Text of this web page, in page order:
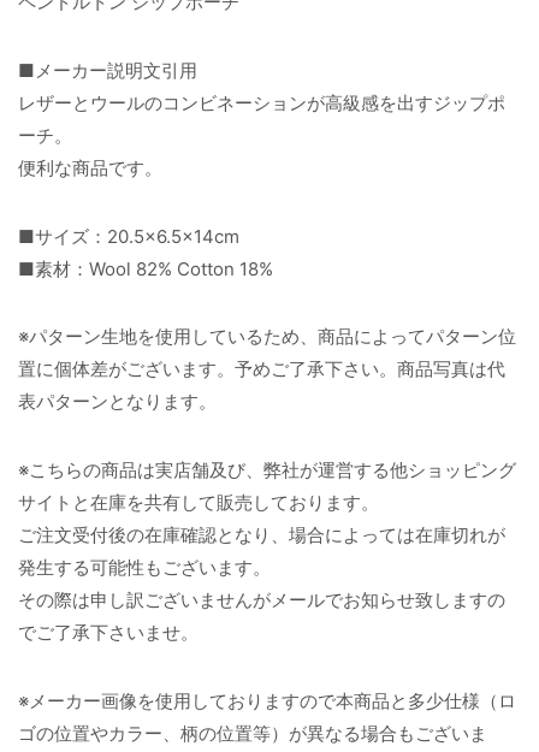
■メーカー説明文引用
レザーとウールのコンビネーションが高級感を出すジップポ
ーチ。
便利な商品です。
■サイズ：20.5×6.5×14cm
■素材：Wool 82% Cotton 18%
※パターン生地を使用しているため、商品によってパターン位
置に個体差がございます。予めご了承下さい。商品写真は代
表パターンとなります。
※こちらの商品は実店舗及び、弊社が運営する他ショッピング
サイトと在庫を共有して販売しております。
ご注文受付後の在庫確認となり、場合によっては在庫切れが
発生する可能性もございます。
その際は申し訳ございませんがメールでお知らせ致しますの
でご了承下さいませ。
※メーカー画像を使用しておりますので本商品と多少仕様（ロ
ゴの位置やカラー、柄の位置等）が異なる場合もございま